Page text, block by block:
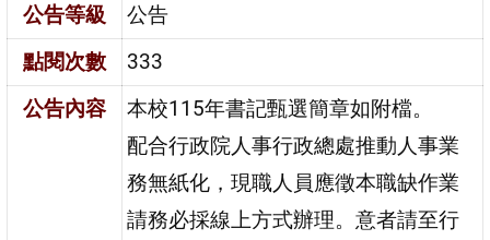
公告等級
公告
點閱次數
333
公告內容
本校115年書記甄選簡章如附檔。
配合行政院人事行政總處推動人事業
務無紙化，現職人員應徵本職缺作業
請務必採線上方式辦理。意者請至行